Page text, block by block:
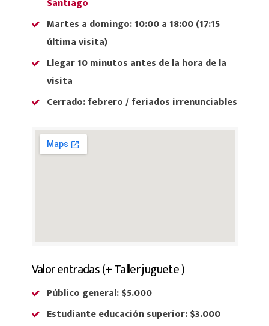
Santiago
Martes a domingo: 10:00 a 18:00 (17:15
última visita)
Llegar 10 minutos antes de la hora de la
visita
Cerrado:febrero / feriados irrenunciables
Valor entradas (+ Taller juguete )
Público general: $5.000
Estudiante educación superior: $3.000